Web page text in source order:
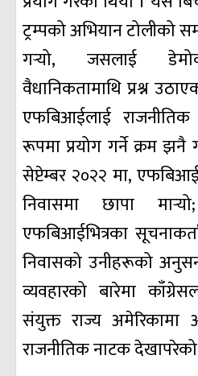
ट्रम्पको अभियान टोलीको
गर्‍यो, जसलाई
वैधानिकतामाथि प्रश्न
एफबिआईलाई राजनीतिक
रूपमा प्रयोग गर्ने क्रम
सेप्टेम्बर २०२२ मा,
निवासमा छापा
एफबिआईभित्रका
निवासको उनीहरूको
व्यवहारको बारेमा
संयुक्त राज्य
राजनीतिक नाटक